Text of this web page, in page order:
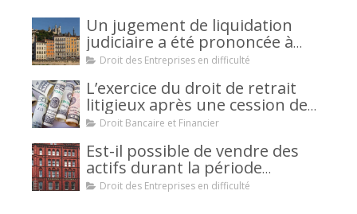
Un jugement de liquidation
judiciaire a été prononcée à
votre encontre : comment
Droit des Entreprises en difficulté
L’exercice du droit de retrait
litigieux après une cession de
créance : un mécanisme
la caution.
Droit Bancaire et Financier
Est-il possible de vendre des
actifs durant la période
d’observation d’un
Droit des Entreprises en difficulté